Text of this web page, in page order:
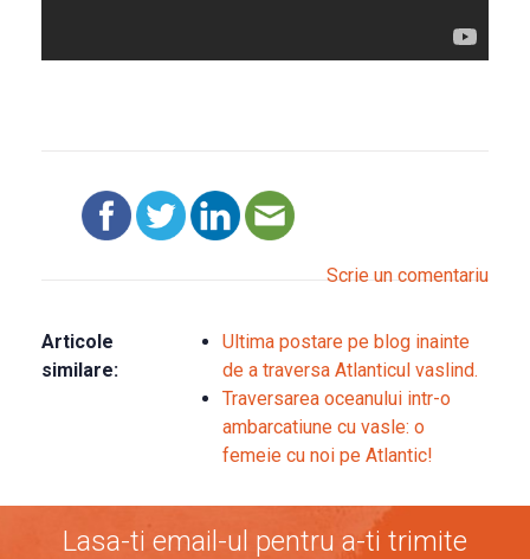
Scrie un comentariu
Articole
similare:
Ultima postare pe blog inainte
de a traversa Atlanticul vaslind.
Traversarea oceanului intr-o
ambarcatiune cu vasle: o
femeie cu noi pe Atlantic!
Lasa-ti email-ul pentru a-ti trimite